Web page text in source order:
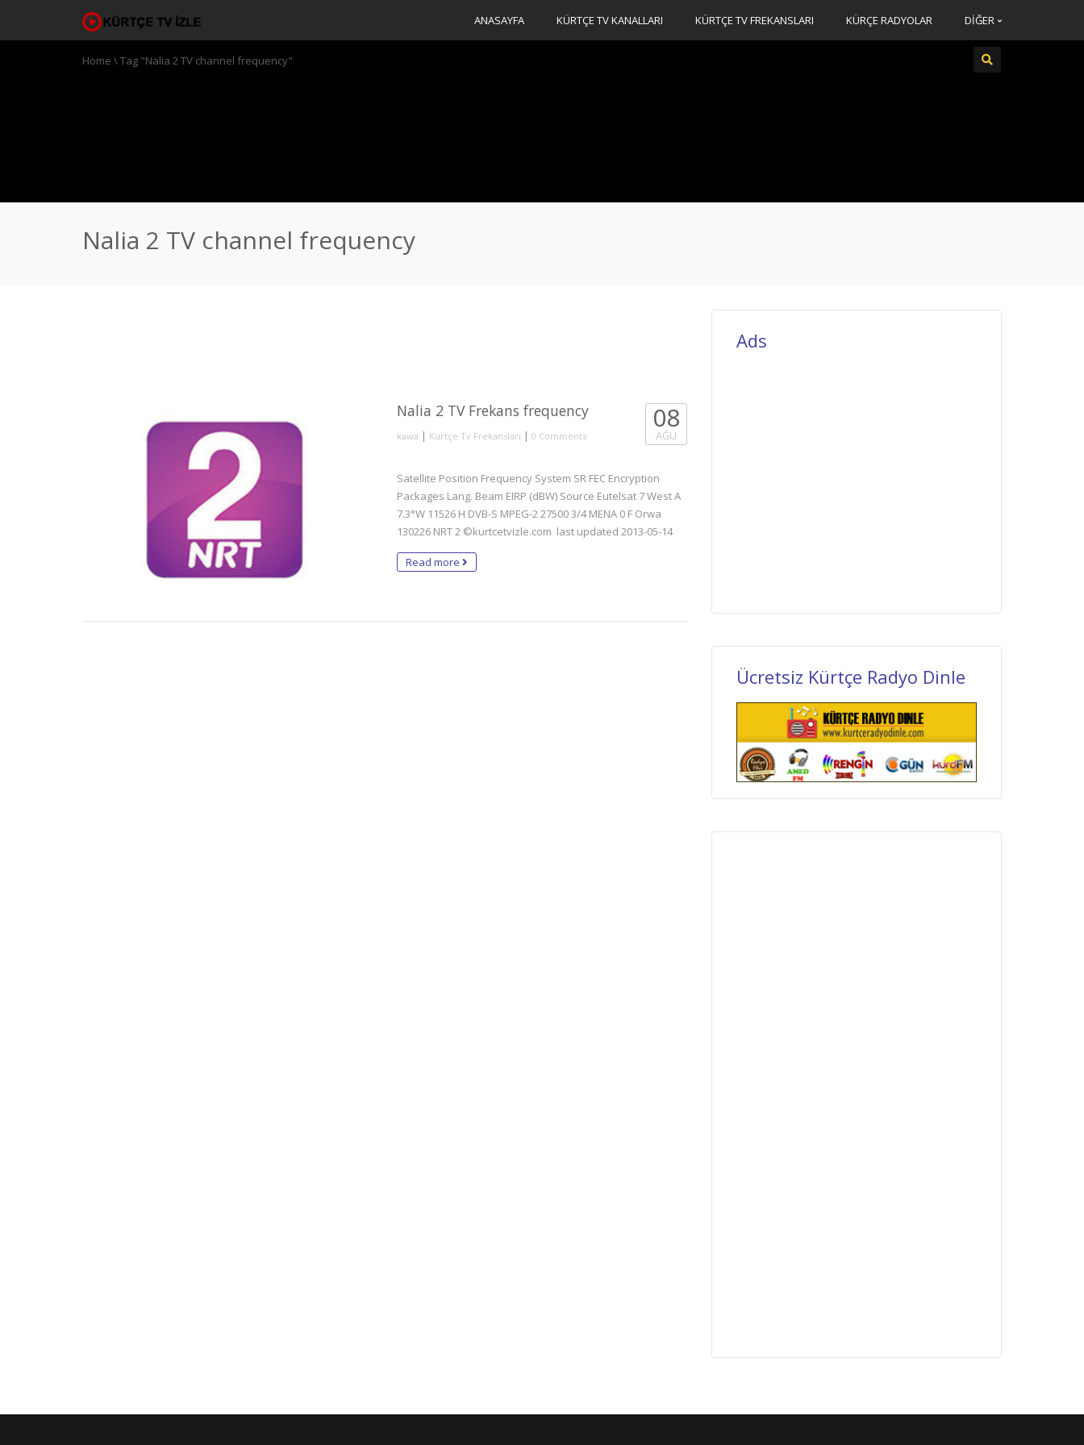
ANASAYFA KÜRTÇE TV KANALLARI KÜRTÇE TV FREKANSLARI KÜRÇE RADYOLAR DİĞER
Home \Tag "Nalia 2 TV channel frequency"
Nalia 2 TV channel frequency
Nalia 2 TV Frekans frequency
kawa | Kürtçe Tv Frekansları | 0 Comments
08
AĞU
Satellite Position Frequency System SR FEC Encryption
Packages Lang. Beam EIRP (dBW) Source Eutelsat 7 West A
7.3°W 11526 H DVB-S MPEG-2 27500 3/4 MENA 0 F Orwa
130226 NRT 2 ©kurtcetvizle.com last updated 2013-05-14
Read more
Ads
Ücretsiz Kürtçe Radyo Dinle